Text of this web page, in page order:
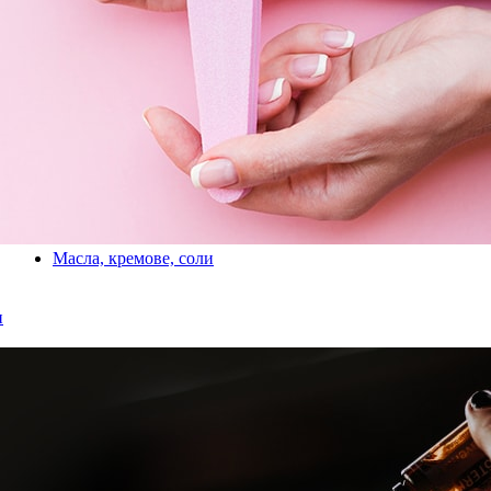
Масла, кремове, соли